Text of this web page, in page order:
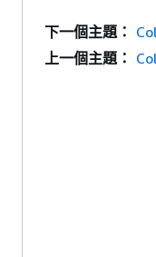
下一個主題：
上一個主題：